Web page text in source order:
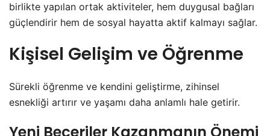
birlikte yapılan ortak aktiviteler, hem duygusal bağları
güçlendirir hem de sosyal hayatta aktif kalmayı sağlar.
Kişisel Gelişim ve Öğrenme
Sürekli öğrenme ve kendini geliştirme, zihinsel
esnekliği artırır ve yaşamı daha anlamlı hale getirir.